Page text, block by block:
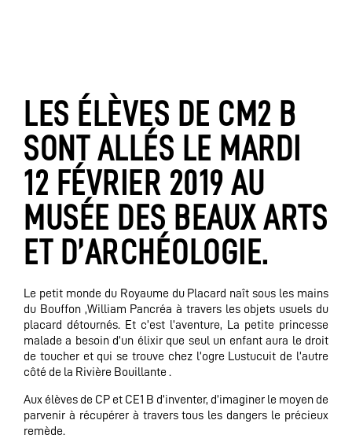
LES ÉLÈVES DE CM2 B
SONT ALLÉS LE MARDI
12 FÉVRIER 2019 AU
MUSÉE DES BEAUX ARTS
ET D’ARCHÉOLOGIE.
Le petit monde du Royaume du Placard naît sous les mains
du Bouffon ,William Pancréa à travers les objets usuels du
placard détournés. Et c’est l’aventure, La petite princesse
malade a besoin d’un élixir que seul un enfant aura le droit
de toucher et qui se trouve chez l’ogre Lustucuit de l’autre
côté de la Rivière Bouillante .
Aux élèves de CP et CE1 B d’inventer, d’imaginer le moyen de
parvenir à récupérer à travers tous les dangers le précieux
remède.